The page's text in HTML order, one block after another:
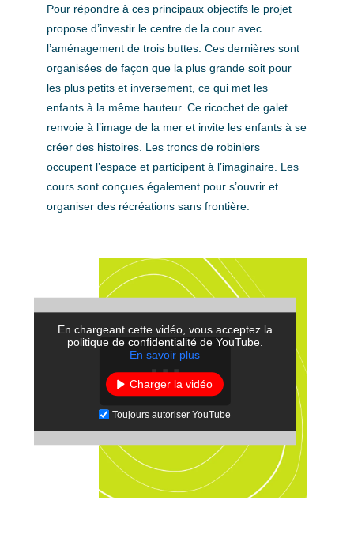
Pour répondre à ces principaux objectifs le projet
propose d’investir le centre de la cour avec
l’aménagement de trois buttes. Ces dernières sont
organisées de façon que la plus grande soit pour
les plus petits et inversement, ce qui met les
enfants à la même hauteur. Ce ricochet de galet
renvoie à l’image de la mer et invite les enfants à se
créer des histoires. Les troncs de robiniers
occupent l’espace et participent à l’imaginaire. Les
cours sont conçues également pour s’ouvrir et
organiser des récréations sans frontière.
En chargeant cette vidéo, vous acceptez la
politique de confidentialité de YouTube.
En savoir plus
Charger la vidéo
Toujours autoriser YouTube